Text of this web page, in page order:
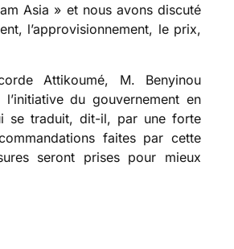
Asia » et nous avons discuté
l’approvisionnement, le prix,
Attikoumé, M. Benyinou
du gouvernement en
se traduit, dit-il, par une forte
faites par cette
seront prises pour mieux